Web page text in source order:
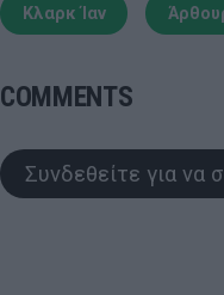
Κλαρκ Ίαν
COMMENTS
Συνδεθείτε για να